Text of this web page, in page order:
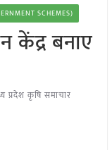
SCHEMES)
केंद्र बनाए
प्रदेश कृषि समाचार